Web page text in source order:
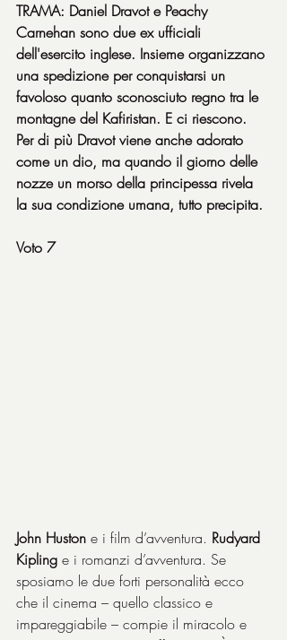
TRAMA: Daniel Dravot e Peachy
Carnehan sono due ex ufficiali
dell'esercito inglese. Insieme organizzano
una spedizione per conquistarsi un
favoloso quanto sconosciuto regno tra le
montagne del Kafiristan. E ci riescono.
Per di più Dravot viene anche adorato
come un dio, ma quando il giorno delle
nozze un morso della principessa rivela
la sua condizione umana, tutto precipita.
Voto 7
John Huston e i film d’avventura. Rudyard
Kipling e i romanzi d’avventura. Se
sposiamo le due forti personalità ecco
che il cinema – quello classico e
impareggiabile – compie il miracolo e